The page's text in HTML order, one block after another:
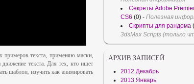
примеров текста, применяю маски,
текста. Для тех, кто ищет
шаблон, изучить как анимировать
Секреты Adobe
CS6 (0) - Полезная
Скрипты для рандома
3dsMax Scripts (только
АРХИВ ЗАПИСЕЙ
2012 Декабрь
2013 Январь